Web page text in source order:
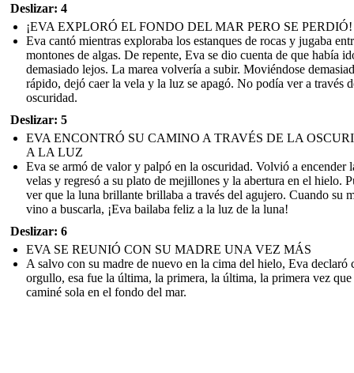
Deslizar: 4
¡EVA EXPLORÓ EL FONDO DEL MAR PERO SE PERDIÓ!
Eva cantó mientras exploraba los estanques de rocas y jugaba
montones de algas. De repente, Eva se dio cuenta de que había
demasiado lejos. La marea volvería a subir. Moviéndose
rápido, dejó caer la vela y la luz se apagó. No podía ver a través
oscuridad.
Deslizar: 5
EVA ENCONTRÓ SU CAMINO A TRAVÉS DE LA
A LA LUZ
Eva se armó de valor y palpó en la oscuridad. Volvió a encender
velas y regresó a su plato de mejillones y la abertura en el hielo.
ver que la luna brillante brillaba a través del agujero. Cuando su
vino a buscarla, ¡Eva bailaba feliz a la luz de la luna!
Deslizar: 6
EVA SE REUNIÓ CON SU MADRE UNA VEZ MÁS
A salvo con su madre de nuevo en la cima del hielo, Eva declaró
orgullo, esa fue la última, la primera, la última, la primera vez que
caminé sola en el fondo del mar.